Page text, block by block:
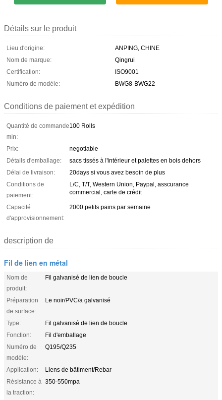
Détails sur le produit
Lieu d'origine:
ANPING, CHINE
Nom de marque:
Qingrui
Certification:
ISO9001
Numéro de modèle:
BWG8-BWG22
Conditions de paiement et expédition
Quantité de commande
min:
100 Rolls
Prix:
negotiable
Détails d'emballage:
sacs tissés à l'intérieur et palettes en bois dehors
Délai de livraison:
20days si vous avez besoin de plus
Conditions de
paiement:
L/C, T/T, Western Union, Paypal, asscurance
commercial, carte de crédit
Capacité
d'approvisionnement:
2000 petits pains par semaine
description de
Fil de lien en métal
Nom de
produit:
Fil galvanisé de lien de boucle
Préparation
de surface:
Le noir/PVC/a galvanisé
Type:
Fil galvanisé de lien de boucle
Fonction:
Fil d'emballage
Numéro de
modèle:
Q195/Q235
Application:
Liens de bâtiment/Rebar
Résistance à
la traction:
350-550mpa